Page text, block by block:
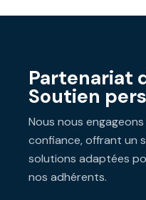
Partenariat
Soutien
Nous nous
confiance, offrant un
solutions adaptées
nos adhérents.